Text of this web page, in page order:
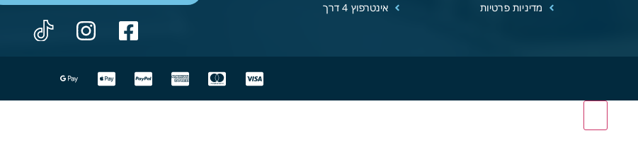
מדיניות פרטיות
אינטרפוץ 4 דרך